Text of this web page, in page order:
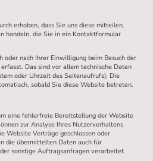
erhoben, dass Sie uns diese mitteilen.
handeln, die Sie in ein Kontaktformular
oder nach Ihrer Einwilligung beim Besuch der
Das sind vor allem technische Daten
oder Uhrzeit des Seitenaufrufs). Die
sobald Sie diese Website betreten.
eine fehlerfreie Bereitstellung der Website
zur Analyse Ihres Nutzerverhaltens
Website Verträge geschlossen oder
die übermittelten Daten auch für
sonstige Auftragsanfragen verarbeitet.